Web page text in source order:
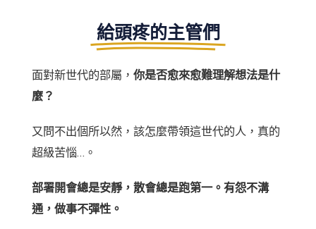
給頭疼的主管們
面對新世代的部屬， 你是否愈來愈難理解想法是什
麼？
又問不出個所以然，該怎麼帶領這世代的人，真的
超級苦惱… 。
部署開會總是安靜，散會總是跑第一。有怨不溝
通，做事不彈性。